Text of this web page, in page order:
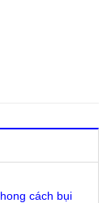
cách bụi